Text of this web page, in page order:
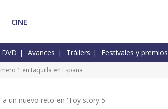
CINE
DVD Avances Tráilers Festivales y premios
1 en taquilla en España
a un nuevo reto en 'Toy story 5'